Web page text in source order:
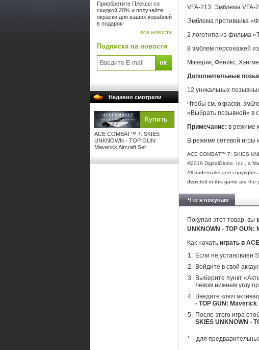
Приобретите Плексы со
скидкой 20% и получайте
окраски для ваших кораблей
в подарок!
все новости
Подписка на новости
Недавно смотрели
ACE COMBAT™ 7: SKIES
UNKNOWN - TOP GUN:
Maverick Aircraft Set
VFA-213: Эмблема
Эмблема противника
2 логотипа из фильма
8 эмблем персонажей
Мэверик, Феникс,
Дополнительные
12 уникальных
Чтобы см. окраски,
«Выбрать позывной» в
Примечание: в режиме
В режиме сетевой игры
ACE COMBAT™ 7: SKIES
©2019 DigitalGlobe, Inc., a
All trademarks and
depicted in this game are the
Что я покупаю
Покупая этот товар, вы
UNKNOWN - TOP
Как начать играть в
Если не установлен
Войдите в свой
Выберите пункт
левом нижнем углу
Введите ключ
- TOP GUN:
После этого игра
SKIES UNKNOWN -
* – для